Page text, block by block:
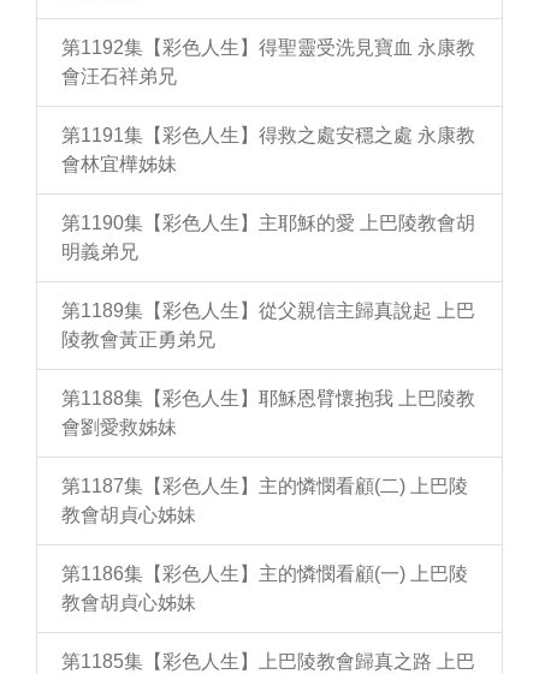
第1192集【彩色人生】得聖靈受洗見寶血 永康教
會汪石祥弟兄
第1191集【彩色人生】得救之處安穩之處 永康教
會林宜樺姊妹
第1190集【彩色人生】主耶穌的愛 上巴陵教會胡
明義弟兄
第1189集【彩色人生】從父親信主歸真說起 上巴
陵教會黃正勇弟兄
第1188集【彩色人生】耶穌恩臂懷抱我 上巴陵教
會劉愛救姊妹
第1187集【彩色人生】主的憐憫看顧(二) 上巴陵
教會胡貞心姊妹
第1186集【彩色人生】主的憐憫看顧(一) 上巴陵
教會胡貞心姊妹
第1185集【彩色人生】上巴陵教會歸真之路 上巴